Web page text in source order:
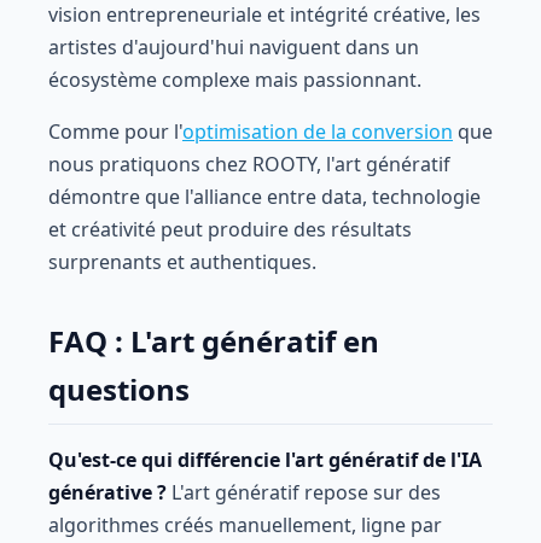
vision entrepreneuriale et intégrité créative, les
artistes d'aujourd'hui naviguent dans un
écosystème complexe mais passionnant.
Comme pour l'optimisation de la conversion que
nous pratiquons chez ROOTY, l'art génératif
démontre que l'alliance entre data, technologie
et créativité peut produire des résultats
surprenants et authentiques.
FAQ : L'art génératif en
questions
Qu'est-ce qui différencie l'art génératif de l'IA
générative ? L'art génératif repose sur des
algorithmes créés manuellement, ligne par